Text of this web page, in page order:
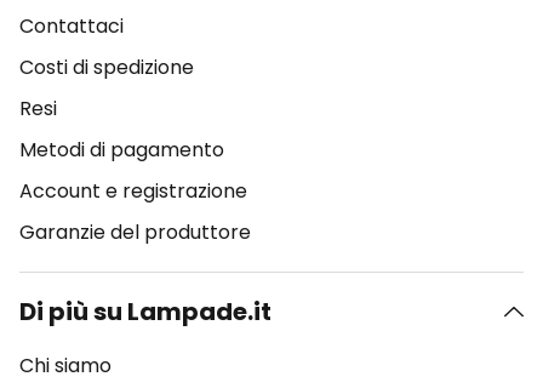
Contattaci
Costi di spedizione
Resi
Metodi di pagamento
Account e registrazione
Garanzie del produttore
Di più su Lampade.it
Chi siamo